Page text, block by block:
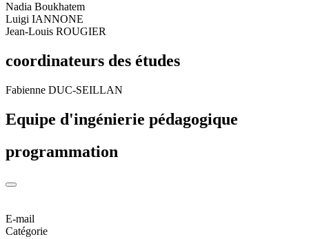
Nadia Boukhatem
Luigi IANNONE
Jean-Louis ROUGIER
coordinateurs des études
Fabienne DUC-SEILLAN
Equipe d'ingénierie pédagogique
programmation
E-mail
Catégorie